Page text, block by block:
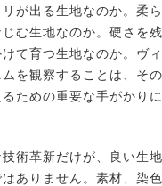
リが出る生地なのか。柔
む生地なのか。硬さを
けて育つ生地なのか。ヴ
ムを観察することは、そ
るための重要な手がかり
術革新だけが、良い生
ありません。素材、染